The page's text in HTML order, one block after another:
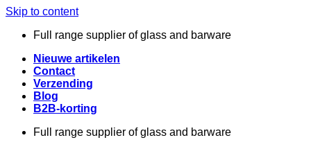
Skip to content
Full range supplier of glass and barware
Nieuwe artikelen
Contact
Verzending
Blog
B2B-korting
Full range supplier of glass and barware